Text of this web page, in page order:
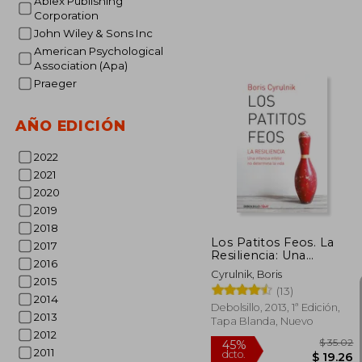
Corporation
John Wiley & Sons Inc
American Psychological
Association (Apa)
Praeger
AÑO EDICIÓN
2022
2021
2020
2019
2018
2017
2016
2015
2014
2013
2012
2011
45%
dcto.
Los Patitos Feos. La
Resiliencia: Una
Infancia Infeliz No
Determina La Vida /
Ug Ly Ducklings
Cyrulnik, Boris
(13)
Debolsillo, 2013, 1ª Edición,
Tapa Blanda, Nuevo